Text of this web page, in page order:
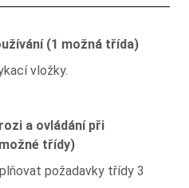
(1 možná třída)
vložky.
a ovládání při
třídy)
požadavky třídy 3